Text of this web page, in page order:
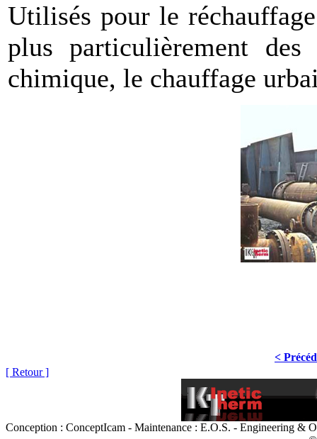
Utilisés pour le
plus particulièrement
chimique, le chauffage
<
[ Retour ]
Conception : ConceptIcam - Maintenance : E.O.S. - Engineering &